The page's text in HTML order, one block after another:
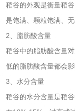
稻谷的外观是衡量稻
是饱满、颗粒饱满、
2、脂肪酸含量
稻谷中的脂肪酸含量
低的脂肪酸含量都会影
3、水分含量
稻谷的水分含量是稻